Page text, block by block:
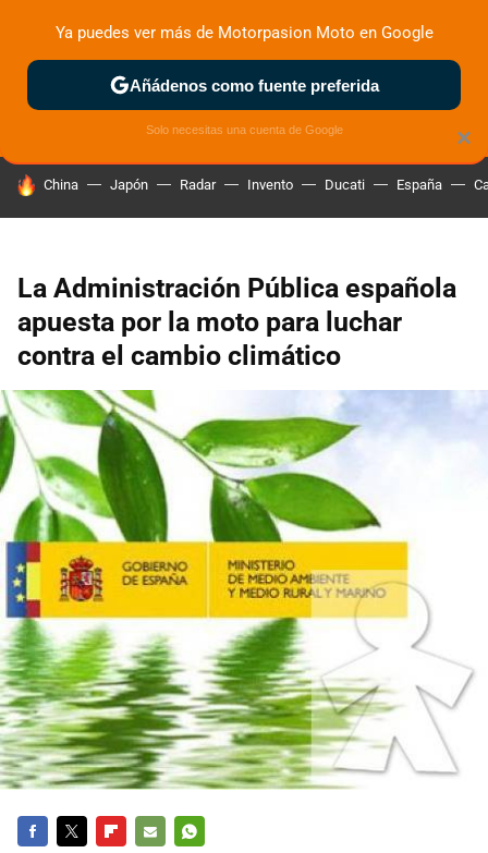
ZONA DE PRUEBAS DEPORTIVAS MOTOS ELÉCTRICAS
HOY SE HABLA DE
China Japón Radar Invento Ducati España
La Administración Pública española
apuesta por la moto para luchar
contra el cambio climático
×
Ya puedes ver más de Motorpasion Moto en Google
Añádenos como fuente preferida
Solo necesitas una cuenta de Google